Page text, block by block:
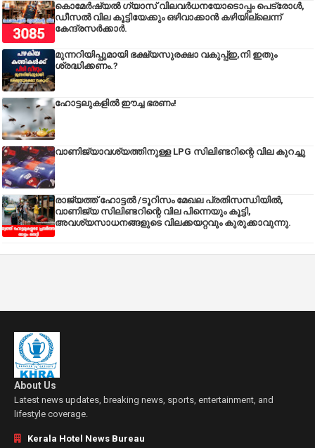
കൊമേർഷ്യൽ ഗ്യാസ് വിലവർധനയോടൊപ്പം പെട്രോൾ,
ഡീസല്‍ വില കൂട്ടിയേക്കും ഒഴിവാക്കാന്‍ കഴിയില്ലെന്ന്
കേന്ദ്രസര്‍ക്കാര്‍.
മുന്നറിയിപ്പുമായി ഭക്ഷ്യസുരക്ഷാ വകുപ്പ്ഇ,നി ഇതും
ശ്രദ്ധിക്കണം.?
ഹോട്ടലുകളിൽ ഈച്ച ഭരണം!
വാണിജ്യാവശ്യത്തിനുള്ള LPG സിലിണ്ടറിന്റെ വില കുറച്ചു
രാജ്യത്ത് ഹോട്ടൽ /ടൂറിസം മേഖല പ്രതിസന്ധിയിൽ,
വാണിജ്യ സിലിണ്ടറിന്റെ വില പിന്നെയും കൂട്ടി,
അവശ്യസാധനങ്ങളുടെ വിലക്കയറ്റവും കുരുക്കാവുന്നു.
About Us
Latest news updates, breaking news, sports, entertainment, and
lifestyle coverage.
Kerala Hotel News Bureau